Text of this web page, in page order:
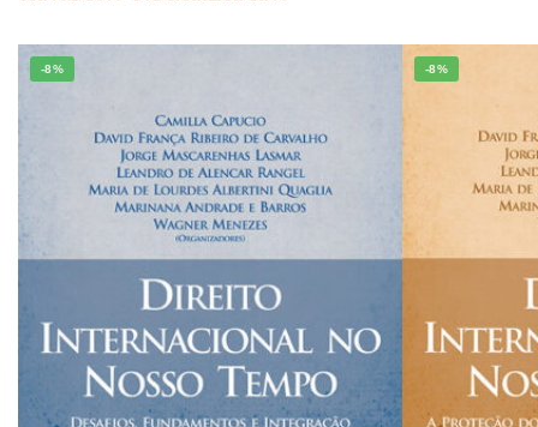
-8% -8%